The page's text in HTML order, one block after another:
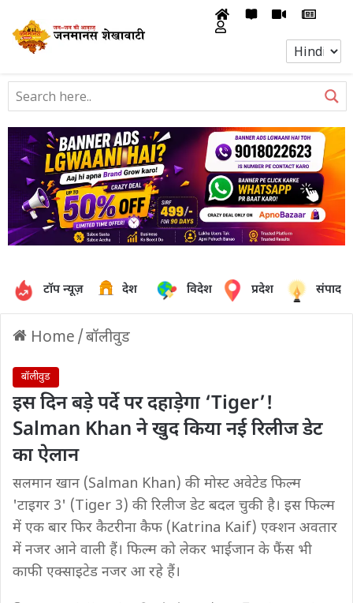
टॉप न्यूज़ देश विदेश प्रदेश
Home /बॉलीवुड
बॉलीवुड
इस दिन बड़े पर्दे पर दहाड़ेगा ‘Tiger’!
Salman Khan ने खुद किया नई रिलीज डेट
का ऐलान
सलमान खान (Salman Khan) की मोस्ट अवेटेड फिल्म
'टाइगर 3' (Tiger 3) की रिलीज डेट बदल चुकी है। इस फिल्म
में एक बार फिर कैटरीना कैफ (Katrina Kaif) एक्शन अवतार
में नजर आने वाली हैं। फिल्म को लेकर भाईजान के फैंस भी
काफी एक्साइटेड नजर आ रहे हैं।